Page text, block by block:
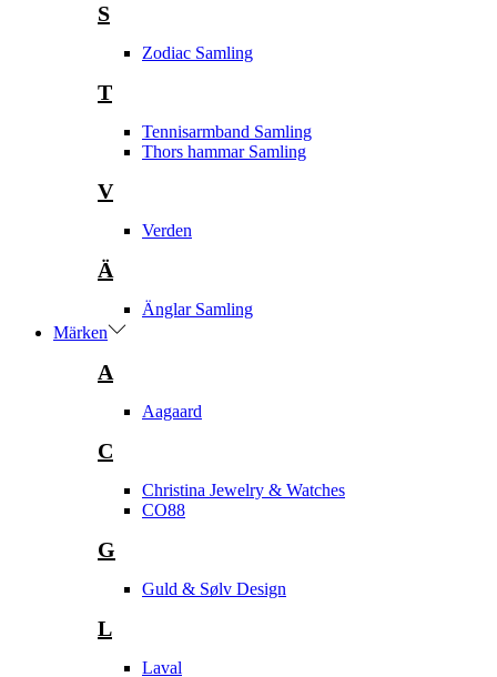
S
Zodiac Samling
T
Tennisarmband Samling
Thors hammar Samling
V
Verden
Ä
Änglar Samling
Märken
A
Aagaard
C
Christina Jewelry & Watches
CO88
G
Guld & Sølv Design
L
Laval